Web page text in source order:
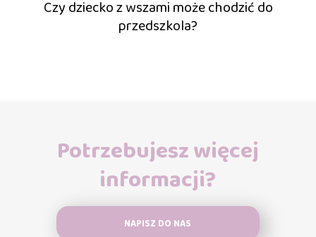
Czy dziecko z wszami może chodzić do
przedszkola?
Potrzebujesz więcej
informacji?
NAPISZ DO NAS